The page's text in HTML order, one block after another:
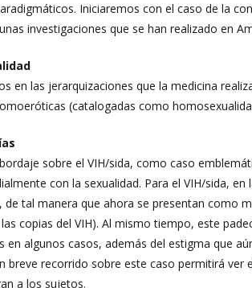
Iniciaremos con el caso de la
investigaciones que se han realizado en
en las jerarquizaciones que la medicina
(catalogadas como
sobre el VIH/sida, como caso
con la sexualidad. Para el VIH/sida,
tal manera que ahora se presentan como
copias del VIH). Al mismo tiempo, este
en algunos casos, además del estigma que
breve recorrido sobre este caso permitirá
a los sujetos.